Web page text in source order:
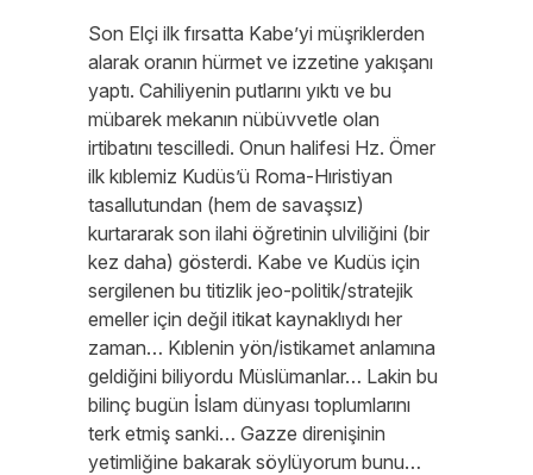
Son Elçi ilk fırsatta Kabe’yi müşriklerden
alarak oranın hürmet ve izzetine yakışanı
yaptı. Cahiliyenin putlarını yıktı ve bu
mübarek mekanın nübüvvetle olan
irtibatını tescilledi. Onun halifesi Hz. Ömer
ilk kıblemiz Kudüs’ü Roma-Hıristiyan
tasallutundan (hem de savaşsız)
kurtararak son ilahi öğretinin ulviliğini (bir
kez daha) gösterdi. Kabe ve Kudüs için
sergilenen bu titizlik jeo-politik/stratejik
emeller için değil itikat kaynaklıydı her
zaman… Kıblenin yön/istikamet anlamına
geldiğini biliyordu Müslümanlar… Lakin bu
bilinç bugün İslam dünyası toplumlarını
terk etmiş sanki… Gazze direnişinin
yetimliğine bakarak söylüyorum bunu…